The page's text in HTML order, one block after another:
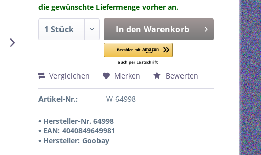
die gewünschte Liefermenge vorher an.
In den Warenkorb
Vergleichen Merken Bewerten
Artikel-Nr.: W-64998
• Hersteller-Nr. 64998
• EAN: 4040849649981
• Hersteller: Goobay